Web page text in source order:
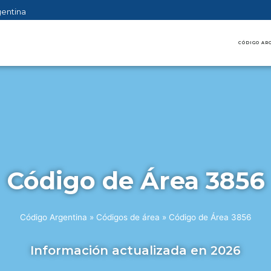
CÓDIGO
Código de Área 3856
Código Argentina » Códigos de área » Código de Área 3856
Información actualizada en 2026